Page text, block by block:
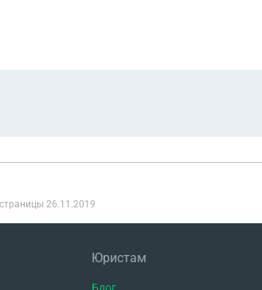
26.11.2019
Юристам